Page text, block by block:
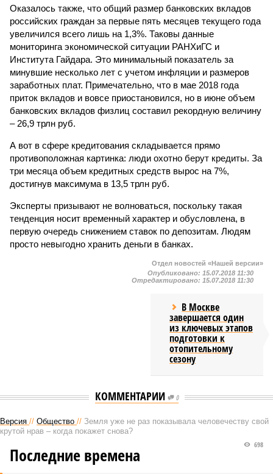
Оказалось также, что общий размер банковских вкладов
российских граждан за первые пять месяцев текущего года
увеличился всего лишь на 1,3%. Таковы данные
мониторинга экономической ситуации РАНХиГС и
Института Гайдара. Это минимальный показатель за
минувшие несколько лет с учетом инфляции и размеров
заработных плат. Примечательно, что в мае 2018 года
приток вкладов и вовсе приостановился, но в июне объем
банковских вкладов физлиц составил рекордную величину
– 26,9 трлн руб.
А вот в сфере кредитования складывается прямо
противоположная картинка: люди охотно берут кредиты. За
три месяца объем кредитных средств вырос на 7%,
достигнув максимума в 13,5 трлн руб.
Эксперты призывают не волноваться, поскольку такая
тенденция носит временный характер и обусловлена, в
первую очередь снижением ставок по депозитам. Людям
просто невыгодно хранить деньги в банках.
Отдел новостей «Нашей версии»
Опубликовано: 15.07.2018 11:30
Отредактировано: 15.07.2018 11:30
В Москве
завершается один
из ключевых этапов
подготовки к
отопительному
сезону
КОММЕНТАРИИ 0
Версия // Общество // Земля уже не раз показывала человечеству свой
крутой нрав – когда покажет снова?
698
Последние времена